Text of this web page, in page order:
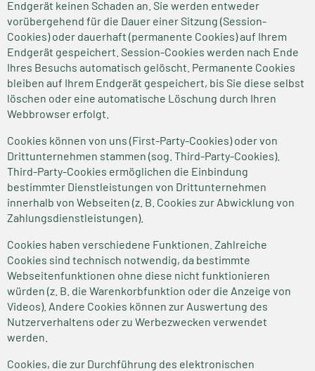
Endgerät keinen Schaden an. Sie werden entweder
vorübergehend für die Dauer einer Sitzung (Session-
Cookies) oder dauerhaft (permanente Cookies) auf Ihrem
Endgerät gespeichert. Session-Cookies werden nach Ende
Ihres Besuchs automatisch gelöscht. Permanente Cookies
bleiben auf Ihrem Endgerät gespeichert, bis Sie diese selbst
löschen oder eine automatische Löschung durch Ihren
Webbrowser erfolgt.
Cookies können von uns (First-Party-Cookies) oder von
Drittunternehmen stammen (sog. Third-Party-Cookies).
Third-Party-Cookies ermöglichen die Einbindung
bestimmter Dienstleistungen von Drittunternehmen
innerhalb von Webseiten (z. B. Cookies zur Abwicklung von
Zahlungsdienstleistungen).
Cookies haben verschiedene Funktionen. Zahlreiche
Cookies sind technisch notwendig, da bestimmte
Webseitenfunktionen ohne diese nicht funktionieren
würden (z. B. die Warenkorbfunktion oder die Anzeige von
Videos). Andere Cookies können zur Auswertung des
Nutzerverhaltens oder zu Werbezwecken verwendet
werden.
Cookies, die zur Durchführung des elektronischen